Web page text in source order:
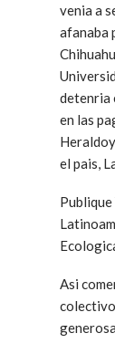
venia a
afanaba
detenria
en las
el pais,
Asi